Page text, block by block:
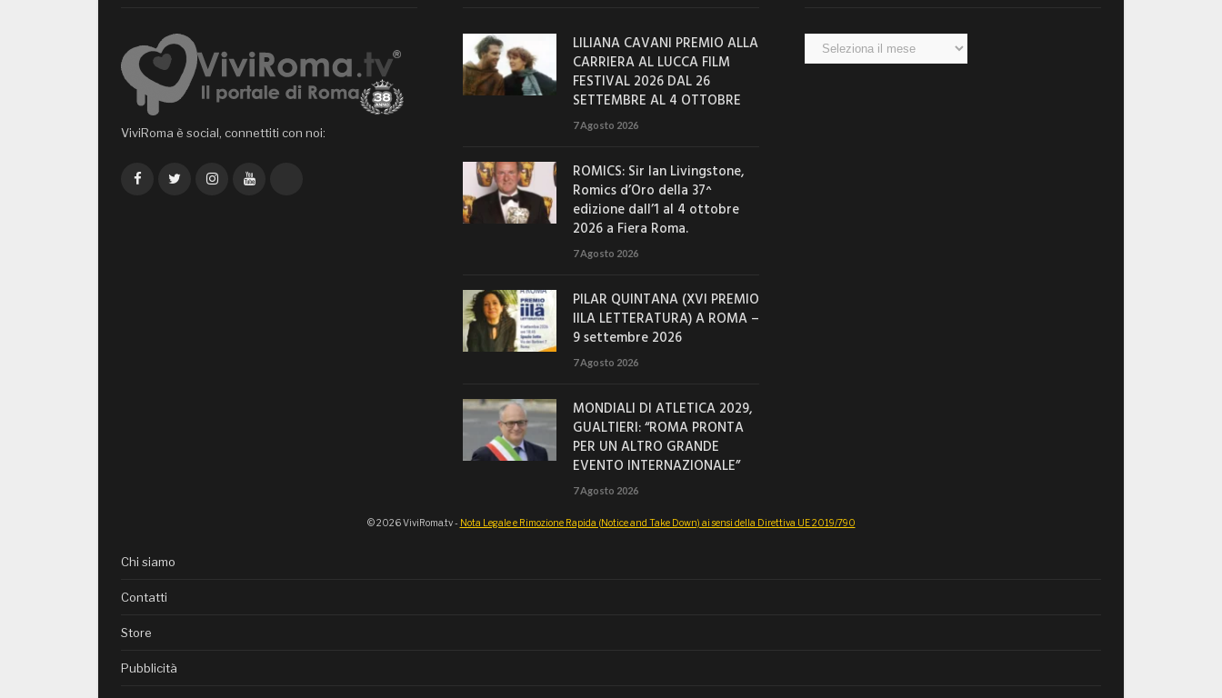
ViviRoma è social, connettiti con noi:
FacebookTwitterInstagramYouTube
LILIANA CAVANI PREMIO ALLA
CARRIERA AL LUCCA FILM
FESTIVAL 2026 DAL 26
SETTEMBRE AL 4 OTTOBRE
7 Agosto 2026
ROMICS: Sir Ian Livingstone,
Romics d’Oro della 37^
edizione dall’1 al 4 ottobre
2026 a Fiera Roma.
7 Agosto 2026
PILAR QUINTANA (XVI PREMIO
IILA LETTERATURA) A ROMA –
9 settembre 2026
7 Agosto 2026
MONDIALI DI ATLETICA 2029,
GUALTIERI: “ROMA PRONTA
PER UN ALTRO GRANDE
EVENTO INTERNAZIONALE”
7 Agosto 2026
Archivi
© 2026 ViviRoma.tv - Nota Legale e Rimozione Rapida (Notice and Take Down) ai sensi della Direttiva UE 2019/790
Chi siamo
Contatti
Store
Pubblicità